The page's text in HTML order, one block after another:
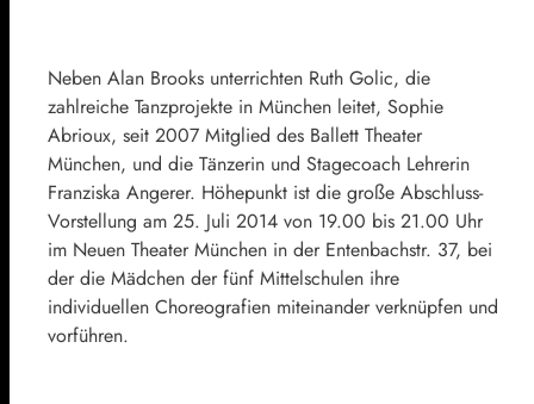
Neben Alan Brooks unterrichten Ruth Golic, die
zahlreiche Tanzprojekte in München leitet, Sophie
Abrioux, seit 2007 Mitglied des Ballett Theater
München, und die Tänzerin und Stagecoach Lehrerin
Franziska Angerer. Höhepunkt ist die große Abschluss-
Vorstellung am 25. Juli 2014 von 19.00 bis 21.00 Uhr
im Neuen Theater München in der Entenbachstr. 37, bei
der die Mädchen der fünf Mittelschulen ihre
individuellen Choreografien miteinander verknüpfen und
vorführen.